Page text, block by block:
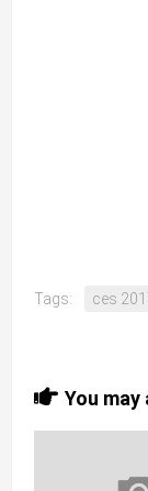
Tags: ces
You may